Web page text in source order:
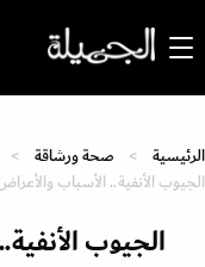
الرئيسية صحة ورشاقة
الجيوب الأنفية.. الأسباب
الجيوب